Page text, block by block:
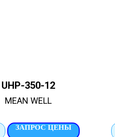
UHP-350-12
MEAN WELL
ЗАПРОС ЦЕНЫ